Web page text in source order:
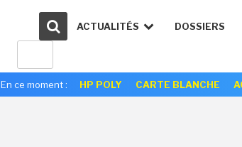
ACTUALITÉS DOSSIERS
En ce moment : HP POLY CARTE BLANCHE